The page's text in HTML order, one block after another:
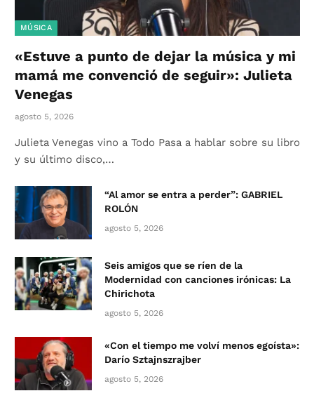
MÚSICA
«Estuve a punto de dejar la música y mi
mamá me convenció de seguir»: Julieta
Venegas
agosto 5, 2026
Julieta Venegas vino a Todo Pasa a hablar sobre su libro
y su último disco,…
“Al amor se entra a perder”: GABRIEL
ROLÓN
agosto 5, 2026
Seis amigos que se ríen de la
Modernidad con canciones irónicas: La
Chirichota
agosto 5, 2026
«Con el tiempo me volví menos egoísta»:
Darío Sztajnszrajber
agosto 5, 2026